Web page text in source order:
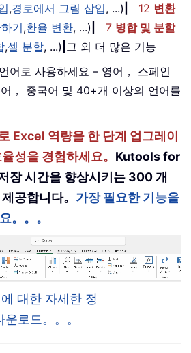
,경로에서 그림 삽입, ...) 12 변환
기,환율 변환, ...) 7 병합 및 분할
,셀 분할, ...) 그 외 더 많은 기능
어로 사용하세요 – 영어， 스페인
， 중국어 및 40+개 이상의 언어를
Excel 역량을 한 단계 업그레이
성을 경험하세요。 Kutools for
장 시간을 향상시키는 300 개
공합니다。 가장 필요한 기능을
。。。
대한 자세한 정
운로드。。。